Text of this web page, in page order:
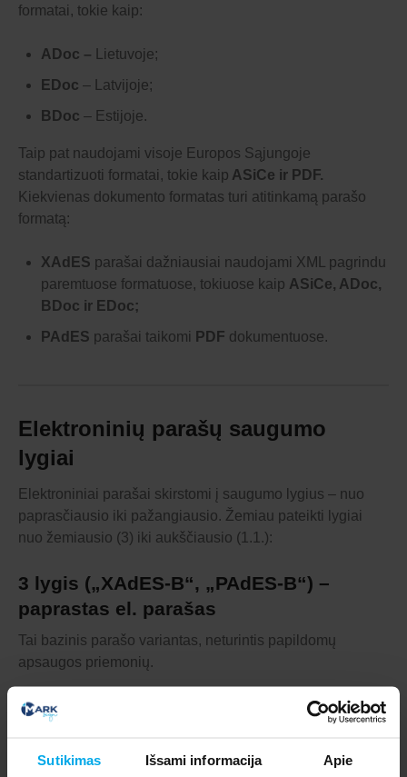
Sutikimas Išsami informacija Apie
formatai, tokie kaip:
ADoc – Lietuvoje;
EDoc – Latvijoje;
BDoc – Estijoje.
Taip pat naudojami visoje Europos Sąjungoje
standartizuoti formatai, tokie kaip ASiCe ir PDF.
Kiekvienas dokumento formatas turi atitinkamą parašo
formatą:
XAdES parašai dažniausiai naudojami XML pagrindu
paremtuose formatuose, tokiuose kaip ASiCe, ADoc,
BDoc ir EDoc;
PAdES parašai taikomi PDF dokumentuose.
Elektroninių parašų saugumo
lygiai
Elektroniniai parašai skirstomi į saugumo lygius – nuo
paprasčiausio iki pažangiausio. Žemiau pateikti lygiai
nuo žemiausio (3) iki aukščiausio (1.1.):
3 lygis („XAdES-B“, „PAdES-B“) –
paprastas el. parašas
Tai bazinis parašo variantas, neturintis papildomų
apsaugos priemonių.
Galiojimas:
iki parašo sertifikato galiojimo pabaigos arba
iki jo atšaukimo.
Pastaba:Sertifikatai gali būti atšaukiami dėl pavardės